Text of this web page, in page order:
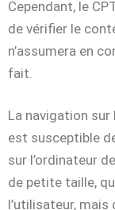
Cependant, le
de vérifier le
n’assumera en
fait.
La navigation
est susceptible
sur l’ordinateur
de petite taille,
l’utilisateur,